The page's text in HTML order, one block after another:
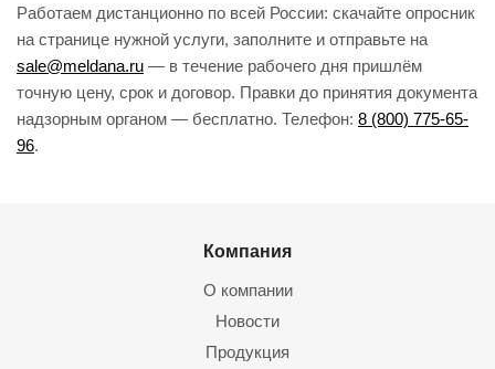
Работаем дистанционно по всей России: скачайте опросник
на странице нужной услуги, заполните и отправьте на
sale@meldana.ru — в течение рабочего дня пришлём
точную цену, срок и договор. Правки до принятия документа
надзорным органом — бесплатно. Телефон: 8 (800) 775-65-
96.
Компания
О компании
Новости
Продукция